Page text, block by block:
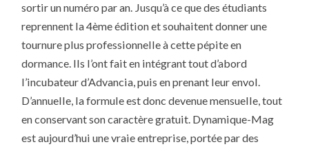
sortir un numéro par an. Jusqu’à ce que des étudiants
reprennent la 4ème édition et souhaitent donner une
tournure plus professionnelle à cette pépite en
dormance. Ils l’ont fait en intégrant tout d’abord
l’incubateur d’Advancia, puis en prenant leur envol.
D’annuelle, la formule est donc devenue mensuelle, tout
en conservant son caractère gratuit. Dynamique-Mag
est aujourd’hui une vraie entreprise, portée par des